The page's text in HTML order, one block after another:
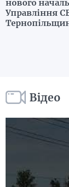
нового
Управління
Відео